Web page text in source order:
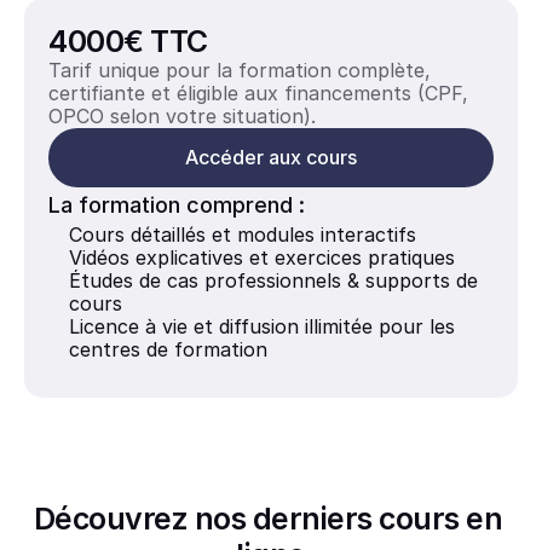
4000€ TTC
Tarif unique pour la formation complète,
certifiante et éligible aux financements (CPF,
OPCO selon votre situation).
Accéder aux cours
La formation comprend :
Cours détaillés et modules interactifs
Vidéos explicatives et exercices pratiques
Études de cas professionnels & supports de
cours
Licence à vie et diffusion illimitée pour les
centres de formation
Découvrez nos derniers cours en